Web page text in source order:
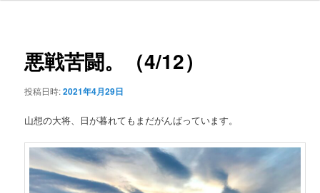
テ
ン
悪戦苦闘。（4/12）
投稿日時:2021年4月29日
山想の大将、日が暮れてもまだがんばっています。